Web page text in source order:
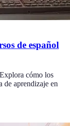
de español
cómo los
de aprendizaje en